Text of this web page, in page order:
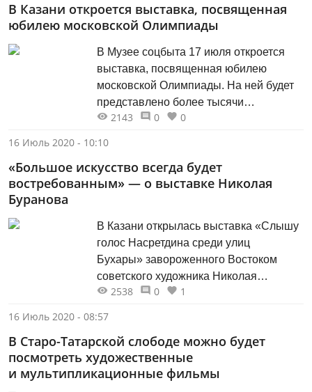
В Казани откроется выставка, посвященная
юбилею московской Олимпиады
В Музее соцбыта 17 июля откроется
выставка, посвященная юбилею
московской Олимпиады. На ней будет
представлено более тысячи
экспонатов, которые собирали десять
2143 0
0
16 Июль 2020 - 10:10
«Большое искусство всегда будет
востребованным» — о выставке Николая
Буранова
В Казани открылась выставка «Слышу
голос Насретдина среди улиц
Бухары» завороженного Востоком
советского художника Николая
Буранова.
2538 0
1
16 Июль 2020 - 08:57
В Старо-Татарской слободе можно будет
посмотреть художественные
и мультипликационные фильмы